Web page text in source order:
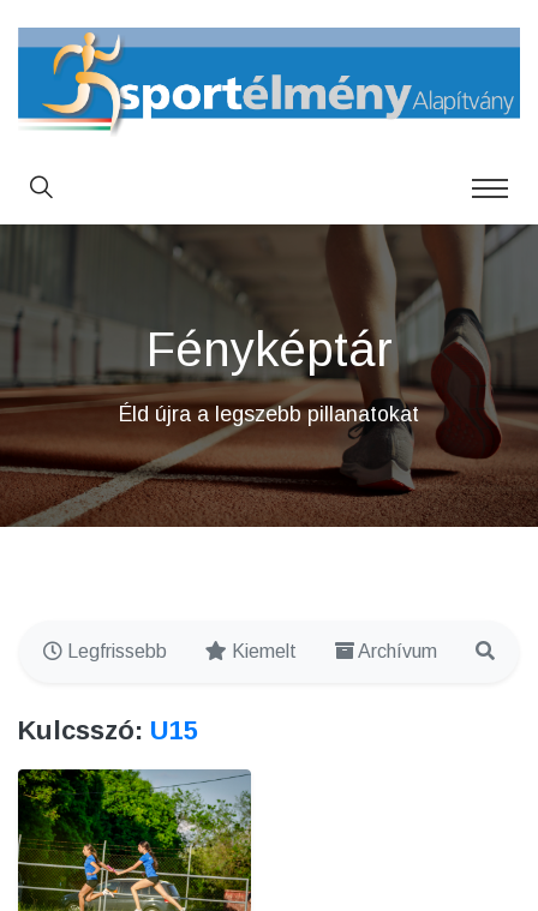
Fényképtár
Éld újra a legszebb pillanatokat
Legfrissebb Kiemelt Archívum
Kulcsszó: U15